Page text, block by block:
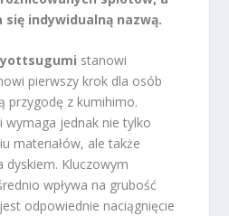
się indywidualną nazwą.
stanowi
pierwszy krok dla osób
przygodę z kumihimo.
wymaga jednak nie tylko
materiałów, ale także
Kluczowym
wpływa na grubość
odpowiednie naciągnięcie